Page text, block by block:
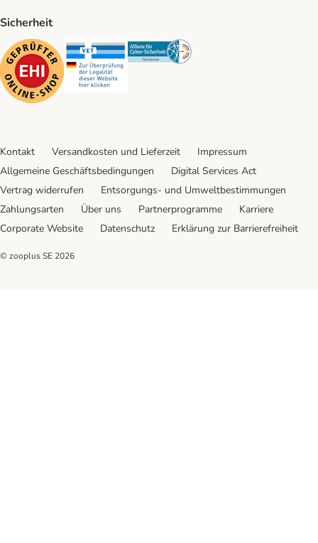
Sicherheit
Security Security Security
Kontakt Versandkosten und Lieferzeit
Impressum
Allgemeine Geschäftsbedingungen
Digital Services Act
Vertrag widerrufen
Entsorgungs- und Umweltbestimmungen
Zahlungsarten
Über uns Partnerprogramme
Karriere
Corporate Website
Datenschutz Erklärung zur Barrierefreiheit
© zooplus SE 2026